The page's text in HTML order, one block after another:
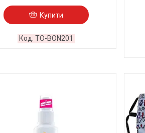
Купити
TO-BON201